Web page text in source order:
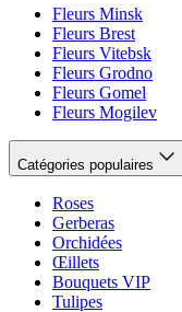
Fleurs Minsk
Fleurs Brest
Fleurs Vitebsk
Fleurs Grodno
Fleurs Gomel
Fleurs Mogilev
Catégories populaires
Roses
Gerberas
Orchidées
Œillets
Bouquets VIP
Tulipes